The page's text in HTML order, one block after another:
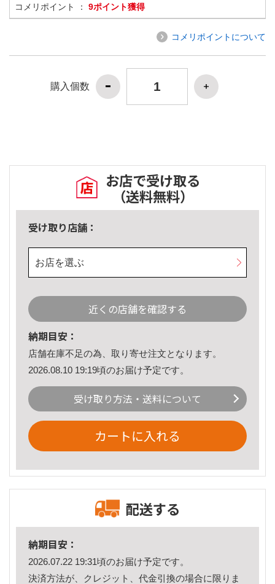
コメリポイント ： 9ポイント獲得
コメリポイントについて
購入個数
お店で受け取る
（送料無料）
受け取り店舗：
お店を選ぶ
近くの店舗を確認する
納期目安：
店舗在庫不足の為、取り寄せ注文となります。
2026.08.10 19:19頃のお届け予定です。
受け取り方法・送料について
カートに入れる
配送する
納期目安：
2026.07.22 19:31頃のお届け予定です。
決済方法が、クレジット、代金引換の場合に限りま